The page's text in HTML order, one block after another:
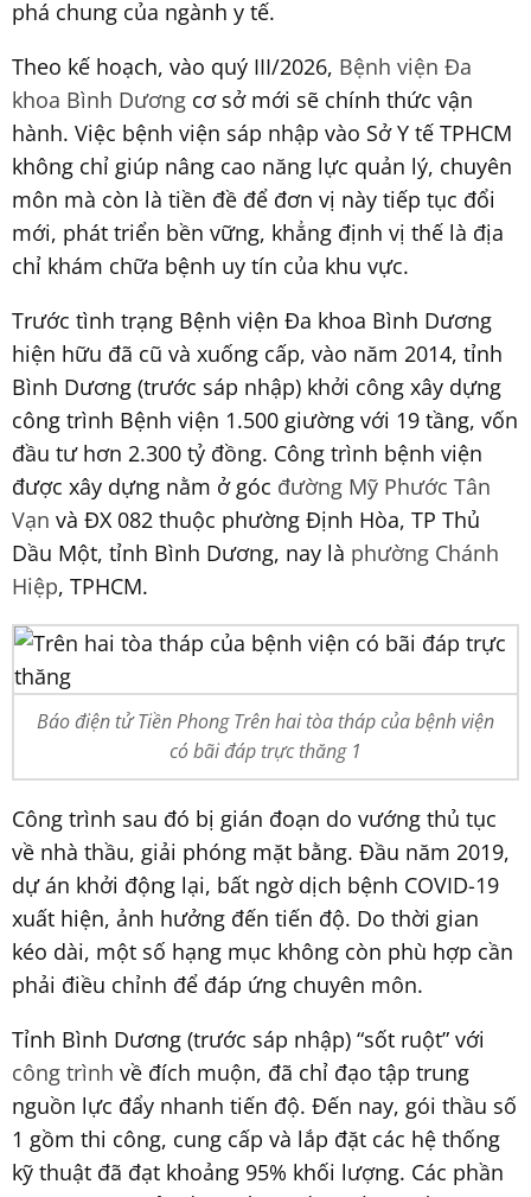
phá chung của ngành y tế.
Theo kế hoạch, vào quý III/2026, Bệnh viện Đa
khoa Bình Dương cơ sở mới sẽ chính thức vận
hành. Việc bệnh viện sáp nhập vào Sở Y tế TPHCM
không chỉ giúp nâng cao năng lực quản lý, chuyên
môn mà còn là tiền đề để đơn vị này tiếp tục đổi
mới, phát triển bền vững, khẳng định vị thế là địa
chỉ khám chữa bệnh uy tín của khu vực.
Trước tình trạng Bệnh viện Đa khoa Bình Dương
hiện hữu đã cũ và xuống cấp, vào năm 2014, tỉnh
Bình Dương (trước sáp nhập) khởi công xây dựng
công trình Bệnh viện 1.500 giường với 19 tầng, vốn
đầu tư hơn 2.300 tỷ đồng. Công trình bệnh viện
được xây dựng nằm ở góc đường Mỹ Phước Tân
Vạn và ĐX 082 thuộc phường Định Hòa, TP Thủ
Dầu Một, tỉnh Bình Dương, nay là phường Chánh
Hiệp, TPHCM.
Báo điện tử Tiền Phong Trên hai tòa tháp của bệnh viện
có bãi đáp trực thăng 1
Công trình sau đó bị gián đoạn do vướng thủ tục
về nhà thầu, giải phóng mặt bằng. Đầu năm 2019,
dự án khởi động lại, bất ngờ dịch bệnh COVID-19
xuất hiện, ảnh hưởng đến tiến độ. Do thời gian
kéo dài, một số hạng mục không còn phù hợp cần
phải điều chỉnh để đáp ứng chuyên môn.
Tỉnh Bình Dương (trước sáp nhập) “sốt ruột” với
công trình về đích muộn, đã chỉ đạo tập trung
nguồn lực đẩy nhanh tiến độ. Đến nay, gói thầu số
1 gồm thi công, cung cấp và lắp đặt các hệ thống
kỹ thuật đã đạt khoảng 95% khối lượng. Các phần